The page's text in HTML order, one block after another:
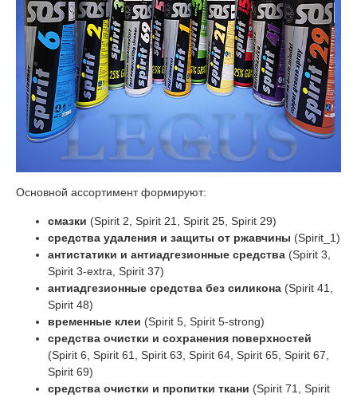
Основной ассортимент формируют:
смазки (Spirit 2, Spirit 21, Spirit 25, Spirit 29)
средства удаления и защиты от ржавчины (Spirit_1)
антистатики и антиадгезионные средства (Spirit 3,
Spirit 3-extra, Spirit 37)
антиадгезионные средства без силикона (Spirit 41,
Spirit 48)
временные клеи (Spirit 5, Spirit 5-strong)
средства очистки и сохранения поверхностей
(Spirit 6, Spirit 61, Spirit 63, Spirit 64, Spirit 65, Spirit 67,
Spirit 69)
средства очистки и пропитки ткани (Spirit 71, Spirit